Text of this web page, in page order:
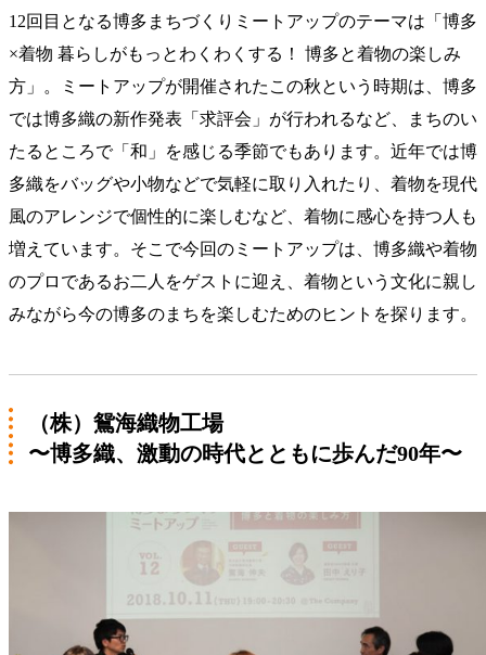
12回目となる博多まちづくりミートアップのテーマは「博多
×着物 暮らしがもっとわくわくする！ 博多と着物の楽しみ
方」。ミートアップが開催されたこの秋という時期は、博多
では博多織の新作発表「求評会」が行われるなど、まちのい
たるところで「和」を感じる季節でもあります。近年では博
多織をバッグや小物などで気軽に取り入れたり、着物を現代
風のアレンジで個性的に楽しむなど、着物に感心を持つ人も
増えています。そこで今回のミートアップは、博多織や着物
のプロであるお二人をゲストに迎え、着物という文化に親し
みながら今の博多のまちを楽しむためのヒントを探ります。
（株）鴛海織物工場
〜博多織、激動の時代とともに歩んだ90年〜